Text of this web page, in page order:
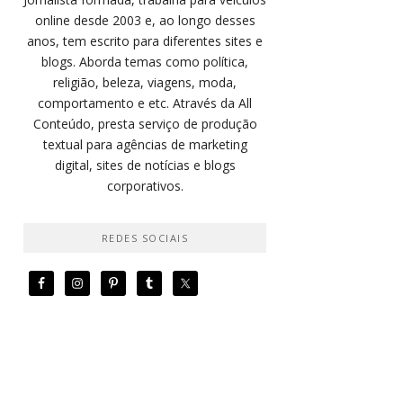
online desde 2003 e, ao longo desses
anos, tem escrito para diferentes sites e
blogs. Aborda temas como política,
religião, beleza, viagens, moda,
comportamento e etc. Através da All
Conteúdo, presta serviço de produção
textual para agências de marketing
digital, sites de notícias e blogs
corporativos.
REDES SOCIAIS